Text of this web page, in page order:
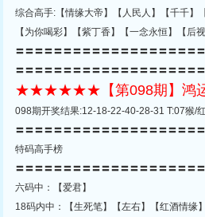
综合高手:【情缘大帝】【人民人】【千千】
【为你喝彩】【紫丁香】【一念永恒】【后
〓〓〓〓〓〓〓〓〓〓〓〓〓〓〓〓〓〓〓
〓〓〓〓〓〓〓〓〓〓〓〓〓〓〓〓〓〓〓
★★★★★★【第098期】鸿
098期开奖结果:12-18-22-40-28-31 T:07猴/
〓〓〓〓〓〓〓〓〓〓〓〓〓〓〓〓〓〓〓
特码高手榜
〓〓〓〓〓〓〓〓〓〓〓〓〓〓〓〓〓〓〓
六码中：【爱君】
18码内中：【生死笔】【左右】【红酒情缘